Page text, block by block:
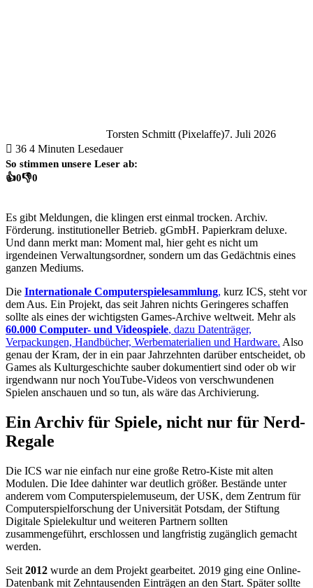
Torsten Schmitt (Pixelaffe)7. Juli 2026
36 4 Minuten Lesedauer
So stimmen unsere Leser ab:
👍0👎0
Es gibt Meldungen, die klingen erst einmal trocken. Archiv.
Förderung. institutioneller Betrieb. gGmbH. Papierkram deluxe.
Und dann merkt man: Moment mal, hier geht es nicht um
irgendeinen Verwaltungsordner, sondern um das Gedächtnis eines
ganzen Mediums.
Die Internationale Computerspielesammlung, kurz ICS, steht vor
dem Aus. Ein Projekt, das seit Jahren nichts Geringeres schaffen
sollte als eines der wichtigsten Games-Archive weltweit. Mehr als
60.000 Computer- und Videospiele, dazu Datenträger,
Verpackungen, Handbücher, Werbematerialien und Hardware. Also
genau der Kram, der in ein paar Jahrzehnten darüber entscheidet, ob
Games als Kulturgeschichte sauber dokumentiert sind oder ob wir
irgendwann nur noch YouTube-Videos von verschwundenen
Spielen anschauen und so tun, als wäre das Archivierung.
Ein Archiv für Spiele, nicht nur für Nerd-
Regale
Die ICS war nie einfach nur eine große Retro-Kiste mit alten
Modulen. Die Idee dahinter war deutlich größer. Bestände unter
anderem vom Computerspielemuseum, der USK, dem Zentrum für
Computerspielforschung der Universität Potsdam, der Stiftung
Digitale Spielekultur und weiteren Partnern sollten
zusammengeführt, erschlossen und langfristig zugänglich gemacht
werden.
Seit 2012 wurde an dem Projekt gearbeitet. 2019 ging eine Online-
Datenbank mit Zehntausenden Einträgen an den Start. Später sollte